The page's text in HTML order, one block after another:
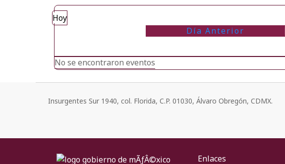
Hoy
Día Anterior
No se encontraron eventos
Insurgentes Sur 1940, col. Florida, C.P. 01030, Álvaro Obregón, CDMX.
Enlaces